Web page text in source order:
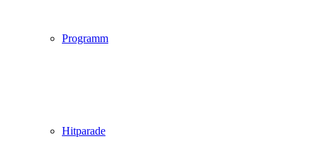
Programm
Hitparade